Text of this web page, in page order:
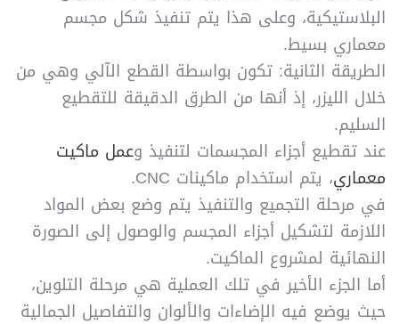
البلاستيكية، وعلى هذا يتم تنفيذ شكل مجسم
معماري بسيط.
الطريقة الثانية: تكون بواسطة القطع الآلي وهي من
خلال الليزر، إذ أنها من الطرق الدقيقة للتقطيع
السليم.
عند تقطيع أجزاء المجسمات لتنفيذ وعمل ماكيت
معماري، يتم استخدام ماكينات CNC.
في مرحلة التجميع والتنفيذ يتم وضع بعض المواد
اللازمة لتشكيل أجزاء المجسم والوصول إلى الصورة
النهائية لمشروع الماكيت.
أما الجزء الأخير في تلك العملية هي مرحلة التلوين،
حيث يوضع فيه الإضاءات والألوان والتفاصيل الجمالية